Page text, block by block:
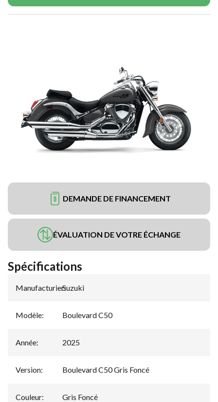
DEMANDE DE FINANCEMENT
ÉVALUATION DE VOTRE ÉCHANGE
Spécifications
Manufacturier:
Suzuki
Modèle: Boulevard C50
Année: 2025
Version: Boulevard C50 Gris Foncé
Couleur: Gris Foncé